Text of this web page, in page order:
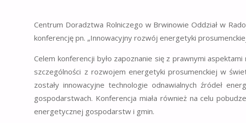
Centrum Doradztwa Rolniczego w Brwinowie Oddział w
konferencję pn. „Innowacyjny rozwój energetyki
Celem konferencji było zapoznanie się z prawnymi
szczególności z rozwojem energetyki prosumenckiej w
zostały innowacyjne technologie odnawialnych źródeł
gospodarstwach. Konferencja miała również na celu
energetycznej gospodarstw i gmin.